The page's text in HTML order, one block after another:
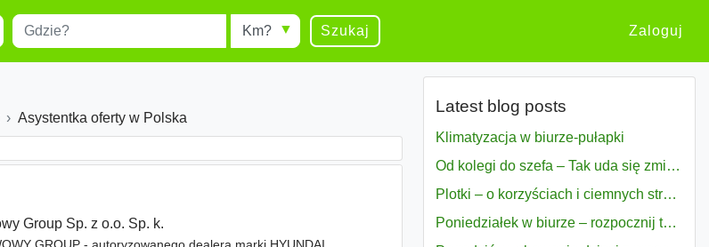
Miejscowość Radius Szukaj Zaloguj
Asystentka oferty w Polska
Group Sp. z o.o. Sp. k.
Latest blog posts
Klimatyzacja w biurze-pułapki
Od kolegi do szefa – Tak uda się zmiana bezproblemowo
Plotki – o korzyściach i ciemnych stronach
Poniedziałek w biurze – rozpocznij tydzień w pełni zmotywowany